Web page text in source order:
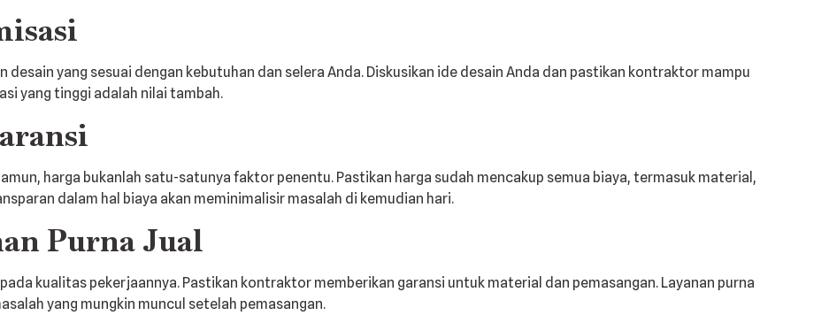
yang sesuai dengan kebutuhan dan selera Anda. Diskusikan ide desain Anda dan pastikan kontraktor mampu
yang tinggi adalah nilai tambah.
harga bukanlah satu-satunya faktor penentu. Pastikan harga sudah mencakup semua biaya, termasuk material,
dalam hal biaya akan meminimalisir masalah di kemudian hari.
Purna Jual
kualitas pekerjaannya. Pastikan kontraktor memberikan garansi untuk material dan pemasangan. Layanan purna
yang mungkin muncul setelah pemasangan.